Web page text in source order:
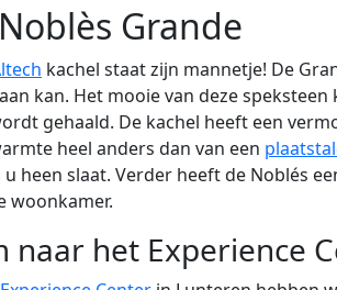
Grande
kachel staat zijn mannetje! De
kan. Het mooie van deze
gehaald. De kachel heeft een
heel anders dan van een
u heen slaat. Verder heeft de Noblés
woonkamer.
naar het Experience